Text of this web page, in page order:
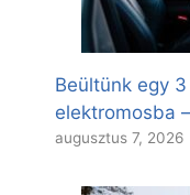
Beültünk egy
elektromosba
augusztus 7, 2026